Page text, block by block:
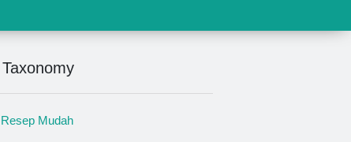
Taxonomy
Resep Mudah